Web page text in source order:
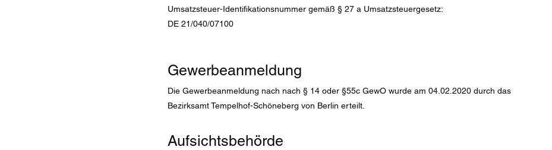
Umsatzsteuer-Identifikationsnummer gemäß § 27 a Umsatzsteuergesetz:
DE 21/040/07100
Gewerbeanmeldung
Die Gewerbeanmeldung nach nach § 14 oder §55c GewO wurde am 04.02.2020 durch das
Bezirksamt Tempelhof-Schöneberg von Berlin erteilt.
Aufsichtsbehörde